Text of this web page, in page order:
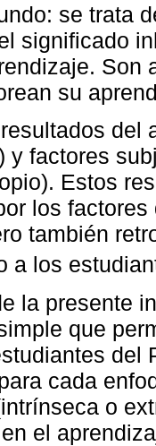
se trata
significado
Son
su
del
y factores
Estos
los
también
a los
la presente
que
del
cada
o
el